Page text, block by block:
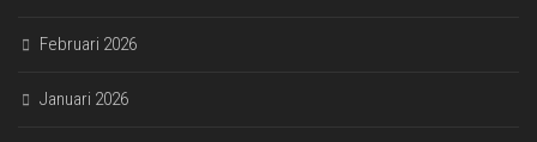
Februari 2026
Januari 2026